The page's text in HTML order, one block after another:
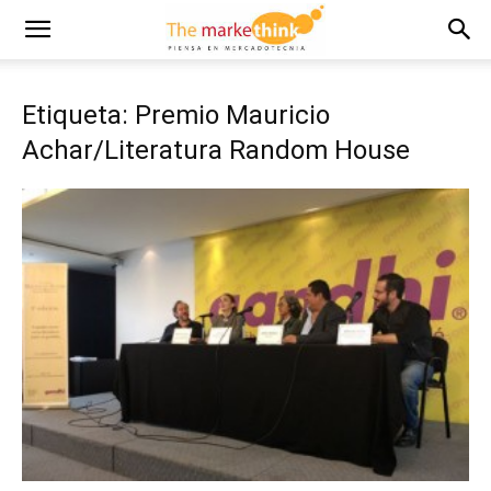
Etiqueta: Premio Mauricio
Achar/Literatura Random House